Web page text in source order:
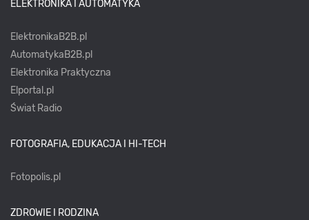
ELEKTRONIKA I AUTOMATYKA
ElektronikaB2B.pl
AutomatykaB2B.pl
Elektronika Praktyczna
Elportal.pl
Świat Radio
FOTOGRAFIA, EDUKACJA I HI-TECH
Fotopolis.pl
ZDROWIE I RODZINA